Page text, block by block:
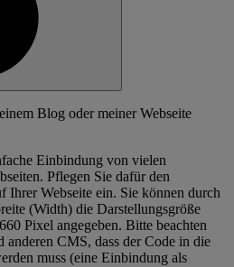
Blog oder meiner Webseite
Einbindung von vielen
Pflegen Sie dafür den
Ihrer Webseite ein. Sie können durch
(Width) die Darstellungsgröße
Pixel angegeben. Bitte beachten
anderen CMS, dass der Code in die
muss (eine Einbindung als